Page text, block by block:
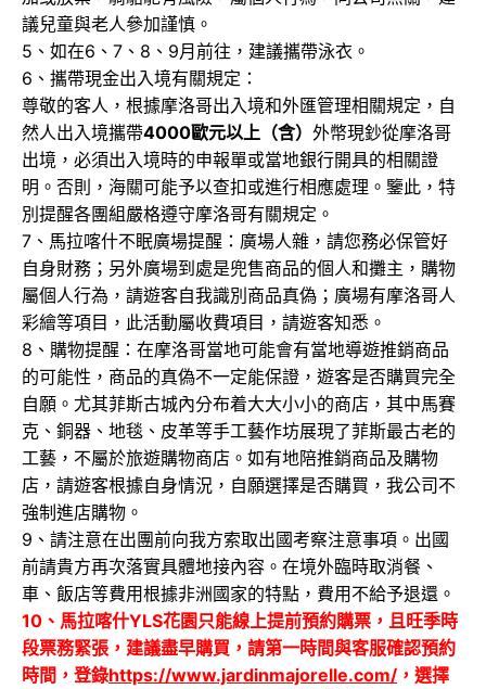
議兒童與老人參加謹慎。
5、如在6、7、8、9月前往，建議攜帶泳衣。
6、攜帶現金出入境有關規定：
尊敬的客人，根據摩洛哥出入境和外匯管理相關規定，自
然人出入境攜帶4000歐元以上（含） 外幣現鈔從摩洛哥
出境，必須出入境時的申報單或當地銀行開具的相關證
明。否則，海關可能予以查扣或進行相應處理。鑒此，特
別提醒各團組嚴格遵守摩洛哥有關規定。
7、馬拉喀什不眠廣場提醒：廣場人雜，請您務必保管好
自身財務；另外廣場到處是兜售商品的個人和攤主，購物
屬個人行為，請遊客自我識別商品真偽；廣場有摩洛哥人
彩繪等項目，此活動屬收費項目，請遊客知悉。
8、購物提醒：在摩洛哥當地可能會有當地導遊推銷商品
的可能性，商品的真偽不一定能保證，遊客是否購買完全
自願。尤其菲斯古城內分布着大大小小的商店，其中馬賽
克、銅器、地毯、皮革等手工藝作坊展現了菲斯最古老的
工藝，不屬於旅遊購物商店。如有地陪推銷商品及購物
店，請遊客根據自身情況，自願選擇是否購買，我公司不
強制進店購物。
9、請注意在出團前向我方索取出國考察注意事項。出國
前請貴方再次落實具體地接內容。在境外臨時取消餐、
車、飯店等費用根據非洲國家的特點，費用不給予退還。
10、馬拉喀什YLS花園只能線上提前預約購票，且旺季時
段票務緊張，建議盡早購買，請第一時間與客服確認預約
時間，登錄https://www.jardinmajorelle.com/ ，選擇